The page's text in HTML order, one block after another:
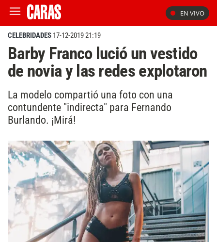
EN VIVO
CELEBRIDADES 17-12-2019 21:19
Barby Franco lució un vestido
de novia y las redes explotaron
La modelo compartió una foto con una
contundente "indirecta" para Fernando
Burlando. ¡Mirá!